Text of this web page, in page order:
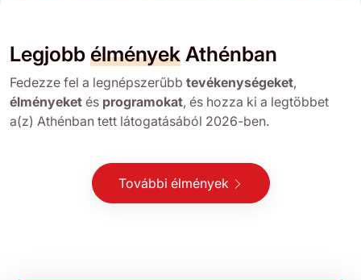
Legjobb élmények Athénban
Fedezze fel a legnépszerűbb tevékenységeket,
élményeket és programokat, és hozza ki a legtöbbet
a(z) Athénban tett látogatásából 2026-ben.
További élmények